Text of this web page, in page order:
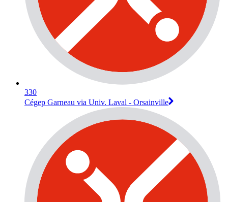
330
Cégep Garneau via Univ. Laval - Orsainville